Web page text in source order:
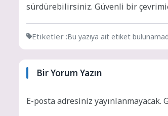
sürdürebilirsiniz. Güvenli bir
Etiketler :Bu yazıya ait etiket
Bir Yorum Yazın
E-posta adresiniz yayınlanmayacak.